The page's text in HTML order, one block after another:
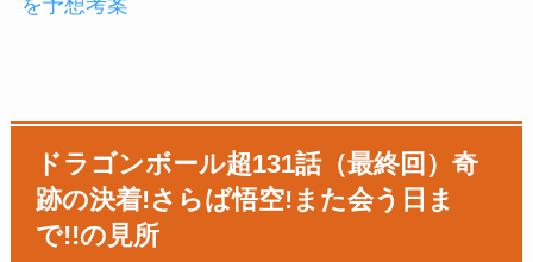
を予想考案
ドラゴンボール超131話（最終回）奇
跡の決着!さらば悟空!また会う日ま
で!!の見所